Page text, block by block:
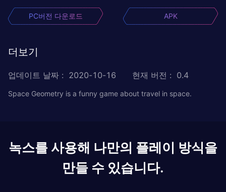
PC버전 다운로드 APK
더보기
업데이트 날짜 : 2020-10-16 현재 버전 : 0.4
Space Geometry is a funny game about travel in space.
녹스를 사용해 나만의 플레이 방식을
만들 수 있습니다.